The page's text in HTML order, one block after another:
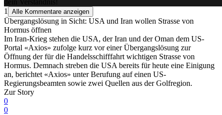
dein Verständnis!
1
Alle Kommentare anzeigen
Übergangslösung in Sicht: USA und Iran wollen Strasse von
Hormus öffnen
Im Iran-Krieg stehen die USA, der Iran und der Oman dem US-
Portal «Axios» zufolge kurz vor einer Übergangslösung zur
Öffnung der für die Handelsschifffahrt wichtigen Strasse von
Hormus. Demnach streben die USA bereits für heute eine Einigung
an, berichtet «Axios» unter Berufung auf einen US-
Regierungsbeamten sowie zwei Quellen aus der Golfregion.
Zur Story
0
0